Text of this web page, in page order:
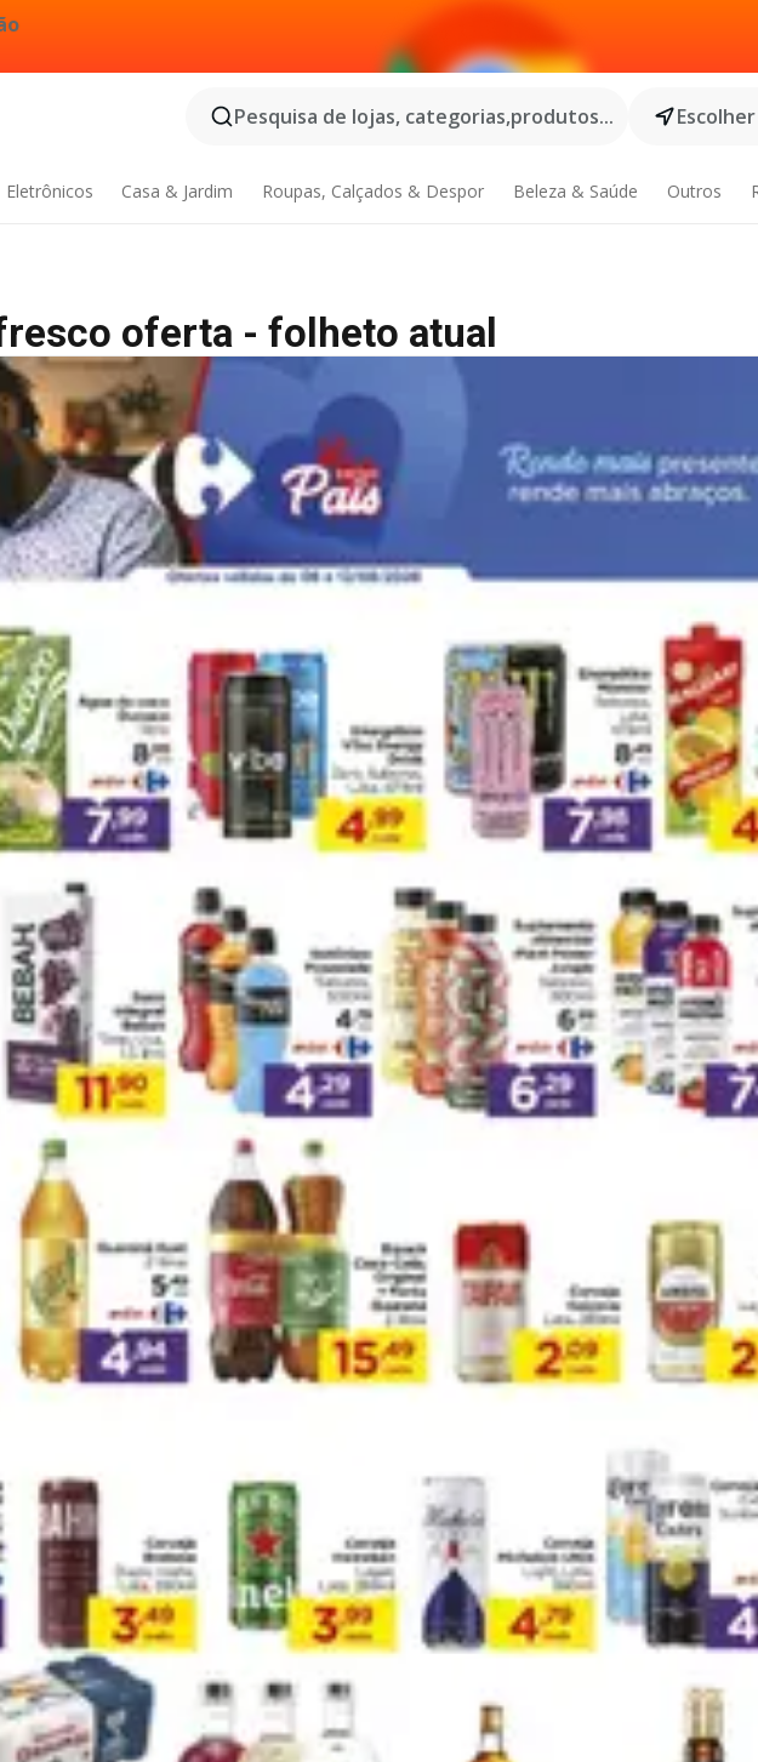
Pesquisa de lojas, categorias,produtos...
Eletrônicos Casa & Jardim Roupas, Calçados & Despor Beleza & Saúde Outros
oferta - folheto atual